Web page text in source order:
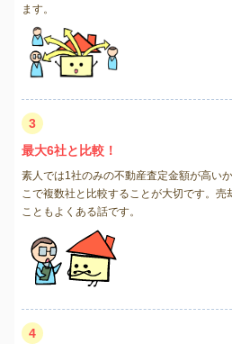
ます。
3
最大6社と比較！
素人では1社のみの不動産査定金額が高い
こで複数社と比較することが大切です。売
こともよくある話です。
4